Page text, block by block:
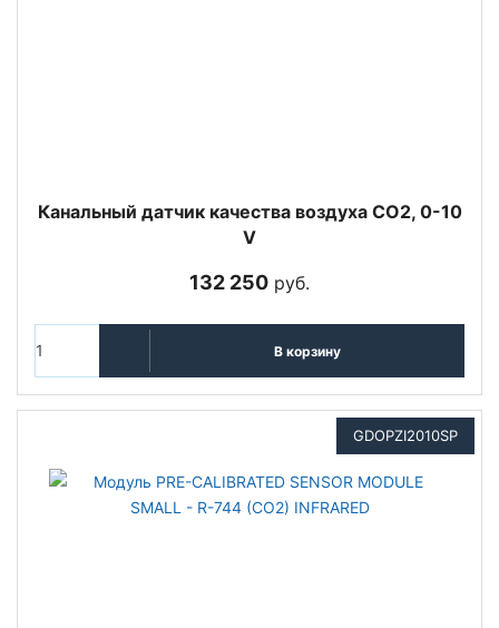
Канальный датчик качества воздуха CO2, 0-10
V
132 250 руб.
В корзину
GDOPZI2010SP